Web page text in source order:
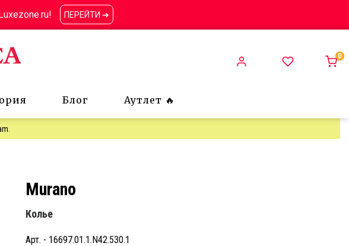
ПЕРЕЙТИ ➔
0
Блог Аутлет 🔥
Murano
Колье
Арт. - 16697.01.1.N42.530.1